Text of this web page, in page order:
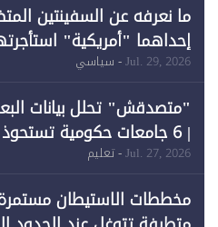
ما نعرفه عن السفينتين
إحداهما "أمريكية"
احتياجات الطاقة
Jul. 29, 2026- سياسي
"متصدقش" تحلل بيانات
Jul. 27, 2026- تعليم
مخططات الاستيطان